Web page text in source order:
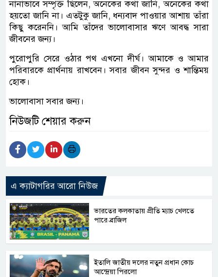
নানাভাবে সম্পৃক্ত ছিলেন, অনেকের কথা জানি, অনেকের কথা
হয়তো জানি না। এতটুকু জানি, ধন্যবাদ পাওয়ার আশায় তাঁরা
কিছু করেননি। আমি তাঁদের ভালোবাসার ঋণে আবদ্ধ সারা
জীবনের জন্য।
পুরোপুরি সেরে ওঠার পথ এখনো দীর্ঘ। আমাকে ও আমার
পরিবারকে প্রার্থনায় রাখবেন। সবার জীবন সুন্দর ও শান্তিময়
হোক।
ভালোবাসা সবার জন্য।
নিউজটি শেয়ার করুন
এ ক্যাটাগরির আরো নিউজ
ভারতের কলকাতায় প্রীতি ম্যাচ খেলতে
পারে ব্রাজিল
ইতালি জাতীয় দলের নতুন প্রধান কোচ
আন্দ্রেয়া পিরলো